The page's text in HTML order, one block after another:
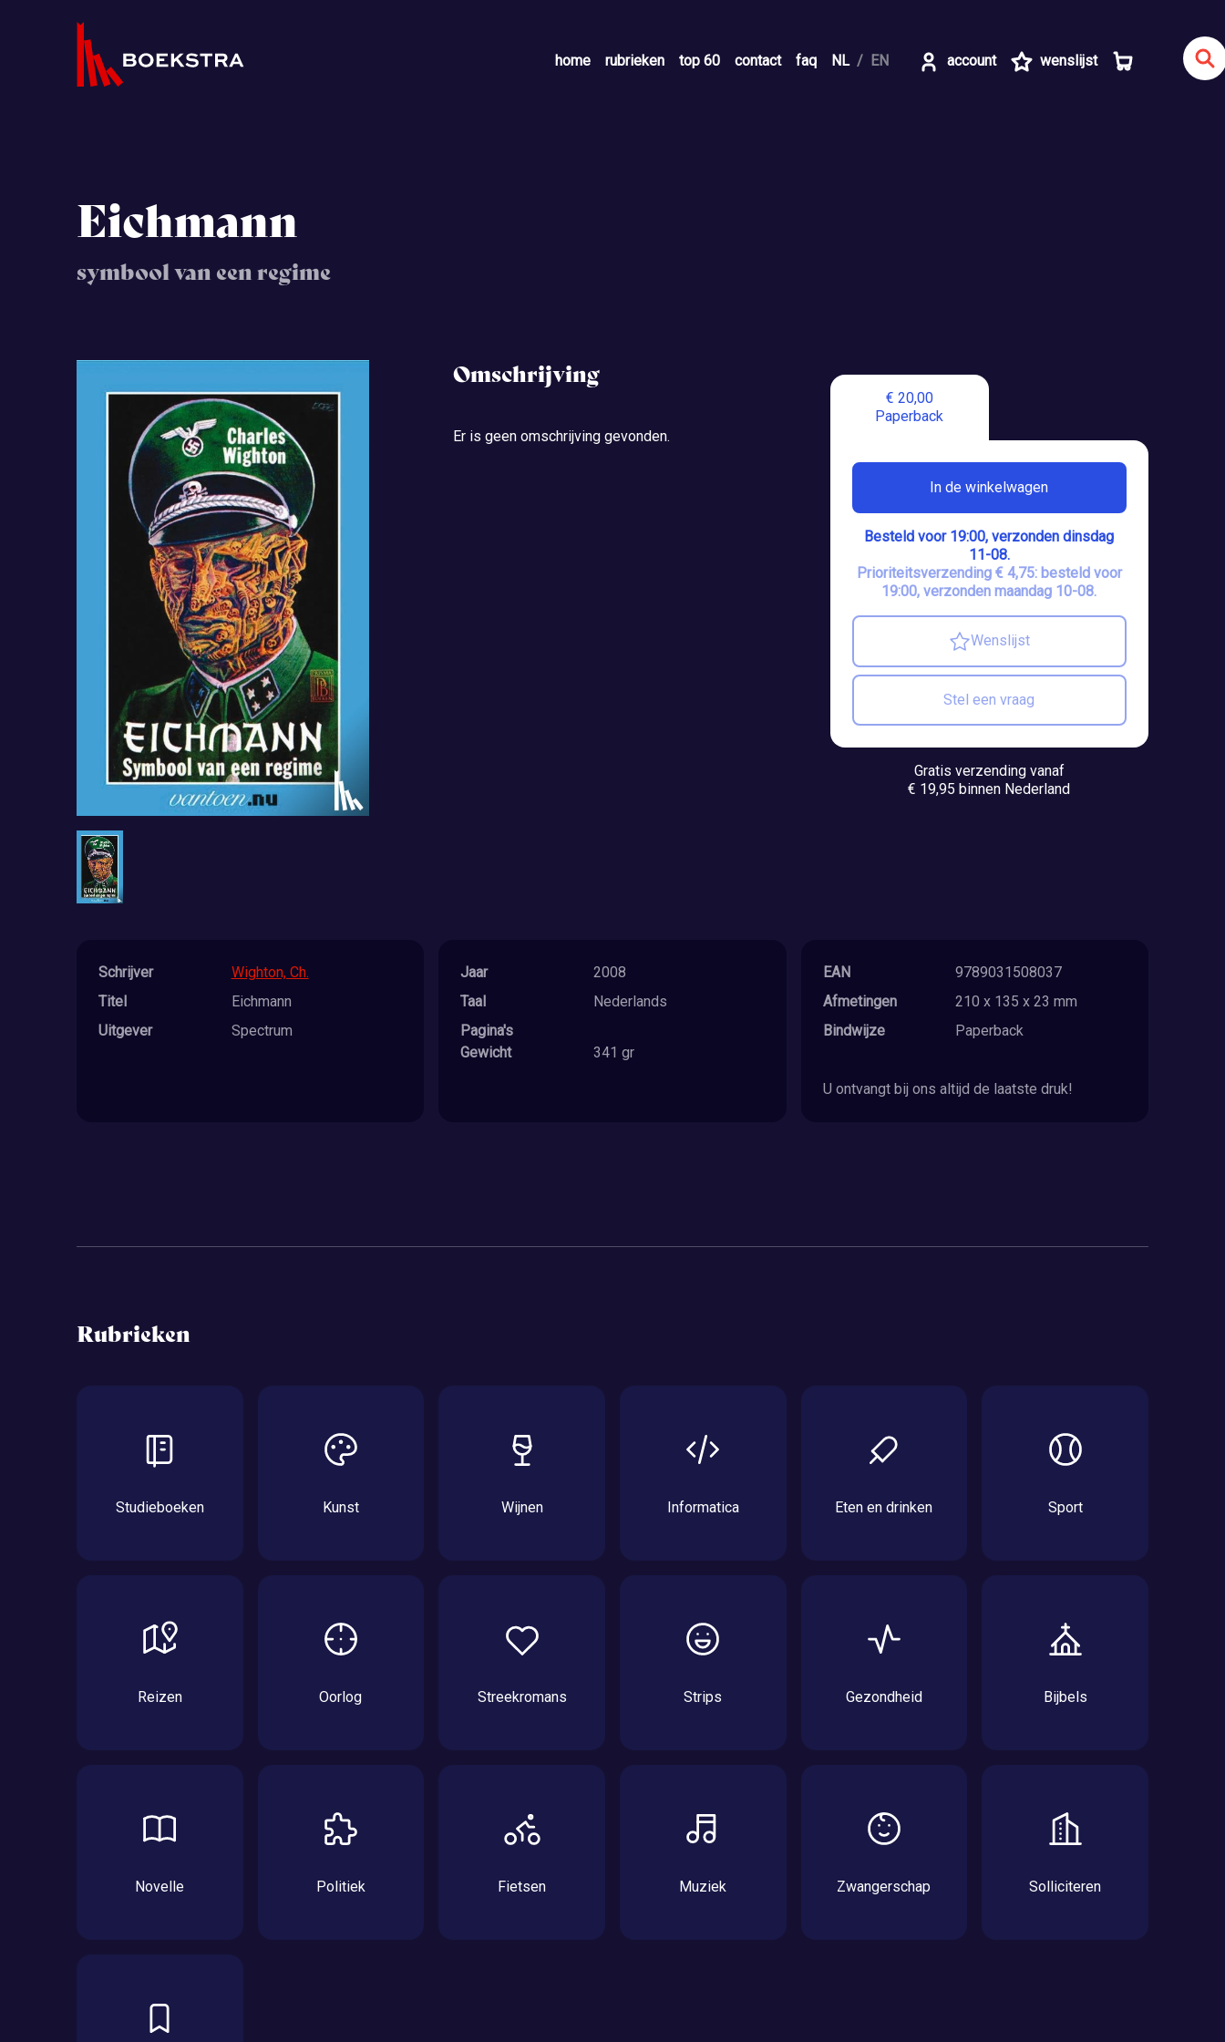
home rubrieken top 60 contact faq NL EN account wenslijst
Eichmann
symbool van een regime
Omschrijving
Er is geen omschrijving gevonden.
€ 20,00
Paperback
In de winkelwagen
Besteld voor 19:00, verzonden dinsdag
11-08.
Prioriteitsverzending € 4,75: besteld voor
19:00, verzonden maandag 10-08.
Wenslijst
Stel een vraag
Gratis verzending vanaf
€ 19,95 binnen Nederland
Schrijver
Wighton, Ch.
Titel
Eichmann
Uitgever
Spectrum
Jaar
2008
Taal
Nederlands
Pagina's
Gewicht
341 gr
EAN
9789031508037
Afmetingen
210 x 135 x 23 mm
Bindwijze
Paperback
U ontvangt bij ons altijd de laatste druk!
Rubrieken
Studieboeken Kunst Wijnen Informatica Eten en drinken Sport
Reizen Oorlog Streekromans Strips Gezondheid Bijbels
Novelle Politiek Fietsen Muziek Zwangerschap Solliciteren